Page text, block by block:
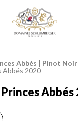
Domaines
Abbés | Pinot Noir
Abbés 2020
Abbés